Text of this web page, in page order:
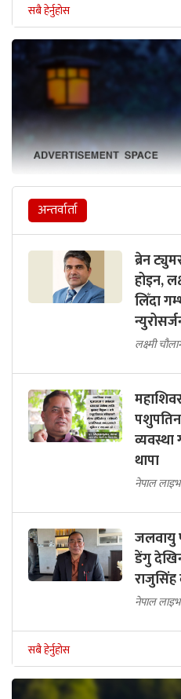
सबै हेर्नुहोस
अन्तर्वार्ता
ब्रेन
होइन,
लिँदा
लक्ष्मी
थापा
नेपाल लाइभ
जलवायु
डेंगु
नेपाल लाइभ
सबै हेर्नुहोस